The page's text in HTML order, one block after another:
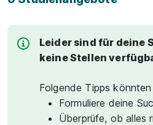
Leider sind für deine
keine Stellen
Folgende Tipps
Formuliere deine
Überprüfe, ob alles